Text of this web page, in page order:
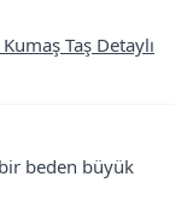
Taş Detaylı
beden büyük